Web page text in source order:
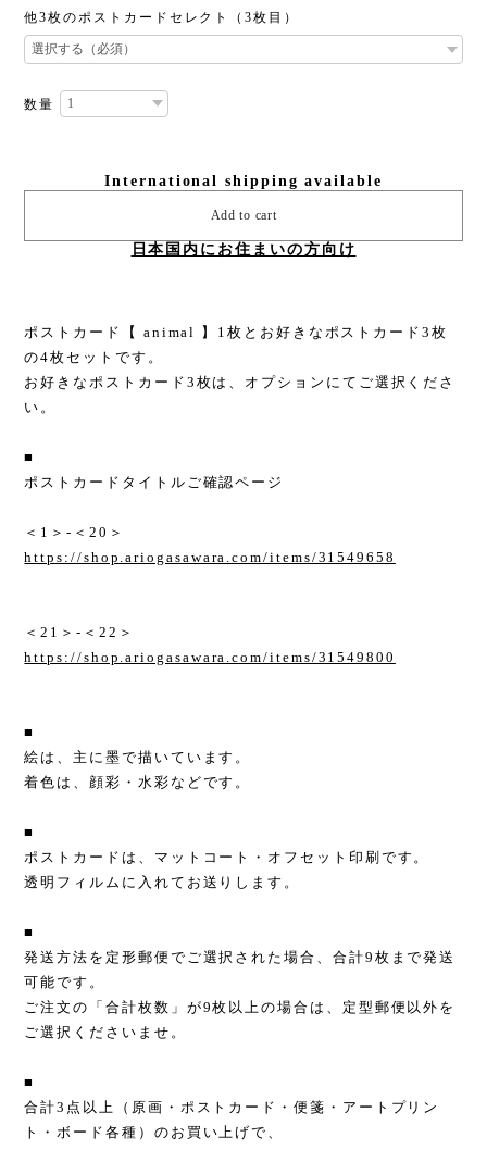
他3枚のポストカードセレクト（3枚目）
数量
International shipping available
Add to cart
日本国内にお住まいの方向け
ポストカード【 animal 】1枚とお好きなポストカード3枚
の4枚セットです。
お好きなポストカード3枚は、オプションにてご選択くださ
い。
■
ポストカードタイトルご確認ページ
＜1＞-＜20＞
https://shop.ariogasawara.com/items/31549658
＜21＞-＜22＞
https://shop.ariogasawara.com/items/31549800
■
絵は、主に墨で描いています。
着色は、顔彩・水彩などです。
■
ポストカードは、マットコート・オフセット印刷です。
透明フィルムに入れてお送りします。
■
発送方法を定形郵便でご選択された場合、合計9枚まで発送
可能です。
ご注文の「合計枚数」が9枚以上の場合は、定型郵便以外を
ご選択くださいませ。
■
合計3点以上（原画・ポストカード・便箋・アートプリン
ト・ボード各種）のお買い上げで、